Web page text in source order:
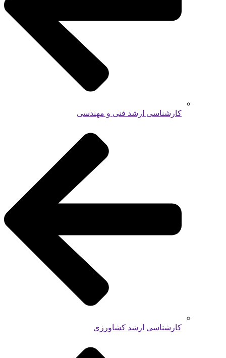
کارشناسی ارشد فنی و مهندسی
کارشناسی ارشد کشاورزی